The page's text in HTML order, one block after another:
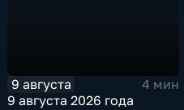
9 августа
4 мин
9 августа 2026 года